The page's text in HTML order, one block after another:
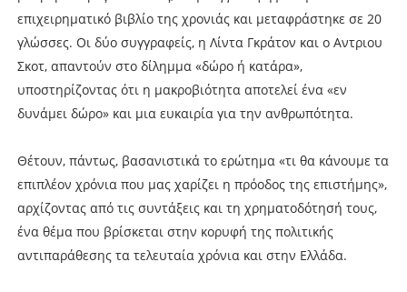
επιχειρηματικό βιβλίο της χρονιάς και μεταφράστηκε σε 20
γλώσσες. Οι δύο συγγραφείς, η Λίντα Γκράτον και ο Αντριου
Σκοτ, απαντούν στο δίλημμα «δώρο ή κατάρα»,
υποστηρίζοντας ότι η μακροβιότητα αποτελεί ένα «εν
δυνάμει δώρο» και μια ευκαιρία για την ανθρωπότητα.
Θέτουν, πάντως, βασανιστικά το ερώτημα «τι θα κάνουμε τα
επιπλέον χρόνια που μας χαρίζει η πρόοδος της επιστήμης»,
αρχίζοντας από τις συντάξεις και τη χρηματοδότησή τους,
ένα θέμα που βρίσκεται στην κορυφή της πολιτικής
αντιπαράθεσης τα τελευταία χρόνια και στην Ελλάδα.